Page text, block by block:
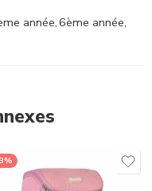
année,6ème année,